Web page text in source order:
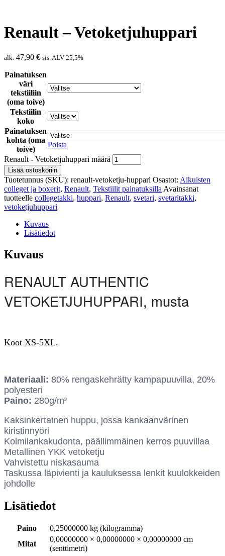
Renault – Vetoketjuhuppari
alk. 47,90 € sis. ALV 25,5%
Painatuksen
väri
tekstiiliin
(oma toive)
Tekstiilin
koko
Painatuksen
kohta (oma
toive)
Poista
Renault - Vetoketjuhuppari määrä
Lisää ostoskoriin
Tuotetunnus (SKU): renault-vetoketju-huppari Osastot: Aikuisten
colleget ja boxerit, Renault, Tekstiilit painatuksilla Avainsanat
tuotteelle collegetakki, huppari, Renault, svetari, svetaritakki,
vetoketjuhuppari
Kuvaus
Lisätiedot
Kuvaus
RENAULT AUTHENTIC
VETOKETJUHUPPARI, musta
Koot XS-5XL.
Materiaali: 80% rengaskehrätty kampapuuvilla, 20%
polyesteri
Paino: 280g/m²
Kaksinkertainen huppu, jossa kankaanvärinen
kiristinnyöri
Kolmilankakudonta, päällimmäinen kerros puuvillaa
Metallinen YKK vetoketju
Vahvistettu niskasauma
Taskussa läpivienti ja kauluksessa lenkit kuulokkeiden
johdolle
Lisätiedot
Paino
0,25000000 kg (kilogramma)
Mitat
0,00000000 × 0,00000000 × 0,00000000 cm
(senttimetri)